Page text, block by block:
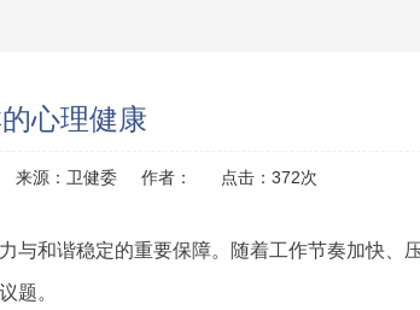
心理健康
来源：卫健委 作者： 点击：372次
与和谐稳定的重要保障。随着工作节奏加快、
题。